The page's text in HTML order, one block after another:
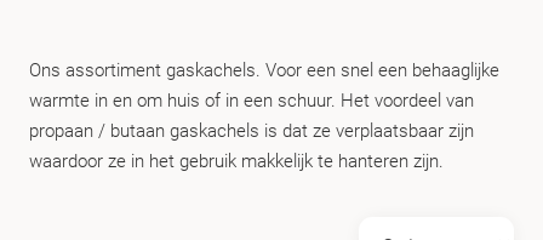
Ons assortiment gaskachels. Voor een snel een behaaglijke
warmte in en om huis of in een schuur. Het voordeel van
propaan / butaan gaskachels is dat ze verplaatsbaar zijn
waardoor ze in het gebruik makkelijk te hanteren zijn.